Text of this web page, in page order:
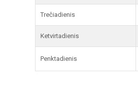
Trečiadienis
Ketvirtadienis
Penktadienis